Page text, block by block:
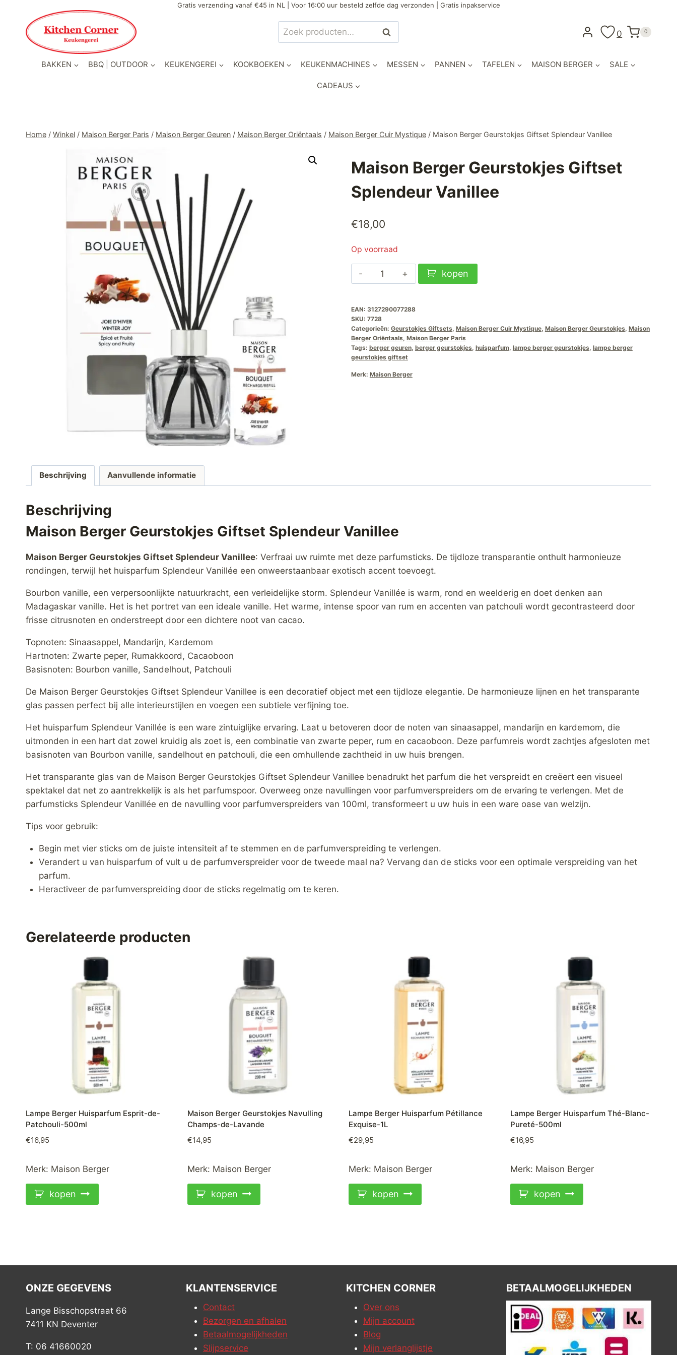
inhoud
Gratis verzending vanaf €45 in NL | Voor 16:00 uur besteld zelfde dag verzonden | Gratis inpakservice
Zoeken
naar:
Zoeken 0 0
BAKKEN BBQ | OUTDOOR KEUKENGEREI KOOKBOEKEN KEUKENMACHINES MESSEN PANNEN TAFELEN MAISON BERGER SALE
CADEAUS
Home / Winkel / Maison Berger Paris / Maison Berger Geuren / Maison Berger Oriëntaals / Maison Berger Cuir Mystique / Maison Berger Geurstokjes Giftset Splendeur Vanillee
Maison Berger Geurstokjes Giftset
Splendeur Vanillee
€18,00
Op voorraad
Maison
Berger
Giftset
Splendeur
Vanillee
aantal
kopen
EAN: 3127290077288
SKU: 7728
Categorieën: Geurstokjes Giftsets, Maison Berger Cuir Mystique, Maison Berger Geurstokjes, Maison
Berger Oriëntaals, Maison Berger Paris
Tags: berger geuren, berger geurstokjes, huisparfum, lampe berger geurstokjes, lampe berger
geurstokjes giftset
Merk: Maison Berger
Beschrijving Aanvullende informatie
Beschrijving
Maison Berger Geurstokjes Giftset Splendeur Vanillee
Maison Berger Geurstokjes Giftset Splendeur Vanillee: Verfraai uw ruimte met deze parfumsticks. De tijdloze transparantie onthult harmonieuze
rondingen, terwijl het huisparfum Splendeur Vanillée een onweerstaanbaar exotisch accent toevoegt.
Bourbon vanille, een verpersoonlijkte natuurkracht, een verleidelijke storm. Splendeur Vanillée is warm, rond en weelderig en doet denken aan
Madagaskar vanille. Het is het portret van een ideale vanille. Het warme, intense spoor van rum en accenten van patchouli wordt gecontrasteerd door
frisse citrusnoten en onderstreept door een dichtere noot van cacao.
Topnoten: Sinaasappel, Mandarijn, Kardemom
Hartnoten: Zwarte peper, Rumakkoord, Cacaoboon
Basisnoten: Bourbon vanille, Sandelhout, Patchouli
De Maison Berger Geurstokjes Giftset Splendeur Vanillee is een decoratief object met een tijdloze elegantie. De harmonieuze lijnen en het transparante
glas passen perfect bij alle interieurstijlen en voegen een subtiele verfijning toe.
Het huisparfum Splendeur Vanillée is een ware zintuiglijke ervaring. Laat u betoveren door de noten van sinaasappel, mandarijn en kardemom, die
uitmonden in een hart dat zowel kruidig als zoet is, een combinatie van zwarte peper, rum en cacaoboon. Deze parfumreis wordt zachtjes afgesloten met
basisnoten van Bourbon vanille, sandelhout en patchouli, die een omhullende zachtheid in uw huis brengen.
Het transparante glas van de Maison Berger Geurstokjes Giftset Splendeur Vanillee benadrukt het parfum die het verspreidt en creëert een visueel
spektakel dat net zo aantrekkelijk is als het parfumspoor. Overweeg onze navullingen voor parfumverspreiders om de ervaring te verlengen. Met de
parfumsticks Splendeur Vanillée en de navulling voor parfumverspreiders van 100ml, transformeert u uw huis in een ware oase van welzijn.
Tips voor gebruik:
Begin met vier sticks om de juiste intensiteit af te stemmen en de parfumverspreiding te verlengen.
Verandert u van huisparfum of vult u de parfumverspreider voor de tweede maal na? Vervang dan de sticks voor een optimale verspreiding van het
parfum.
Heractiveer de parfumverspreiding door de sticks regelmatig om te keren.
Gerelateerde producten
Lampe Berger Huisparfum Esprit-de-
Patchouli-500ml
€16,95
Merk: Maison Berger
kopen
Maison Berger Geurstokjes Navulling
Champs-de-Lavande
€14,95
Merk: Maison Berger
kopen
Lampe Berger Huisparfum Pétillance
Exquise-1L
€29,95
Merk: Maison Berger
kopen
Lampe Berger Huisparfum Thé-Blanc-
Pureté-500ml
€16,95
Merk: Maison Berger
kopen
ONZE GEGEVENS
Lange Bisschopstraat 66
7411 KN Deventer
T: 06 41660020
KLANTENSERVICE
Contact
Bezorgen en afhalen
Betaalmogelijkheden
Slijpservice
KITCHEN CORNER
Over ons
Mijn account
Blog
Mijn verlanglijstje
BETAALMOGELIJKHEDEN